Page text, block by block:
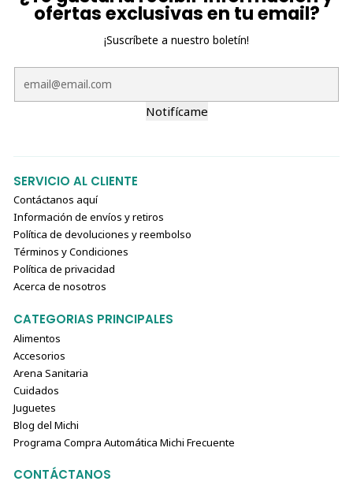
ofertas exclusivas en tu email?
¡Suscríbete a nuestro boletín!
Notifícame
SERVICIO AL CLIENTE
Contáctanos aquí
Información de envíos y retiros
Política de devoluciones y reembolso
Términos y Condiciones
Política de privacidad
Acerca de nosotros
CATEGORIAS PRINCIPALES
Alimentos
Accesorios
Arena Sanitaria
Cuidados
Juguetes
Blog del Michi
Programa Compra Automática Michi Frecuente
CONTÁCTANOS